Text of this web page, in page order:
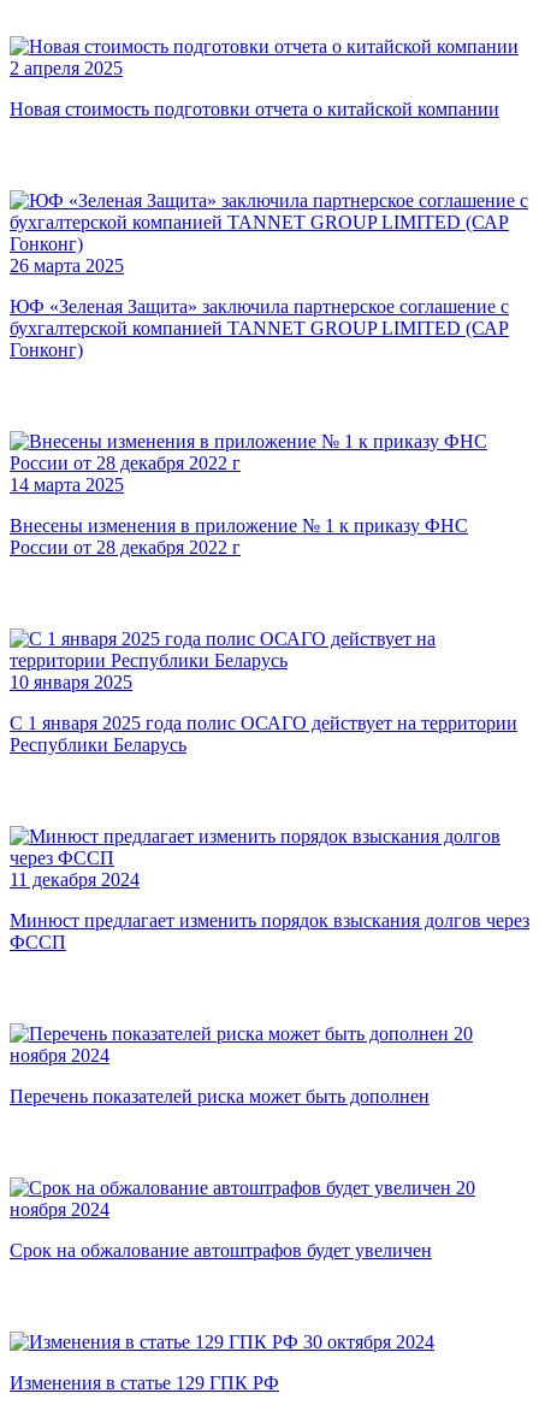
2 апреля 2025
Новая стоимость подготовки отчета о китайской компании
26 марта 2025
ЮФ «Зеленая Защита» заключила партнерское соглашение с
бухгалтерской компанией TANNET GROUP LIMITED (САР
Гонконг)
14 марта 2025
Внесены изменения в приложение № 1 к приказу ФНС
России от 28 декабря 2022 г
10 января 2025
С 1 января 2025 года полис ОСАГО действует на территории
Республики Беларусь
11 декабря 2024
Минюст предлагает изменить порядок взыскания долгов через
ФССП
20
ноября 2024
Перечень показателей риска может быть дополнен
20
ноября 2024
Срок на обжалование автоштрафов будет увеличен
30 октября 2024
Изменения в статье 129 ГПК РФ